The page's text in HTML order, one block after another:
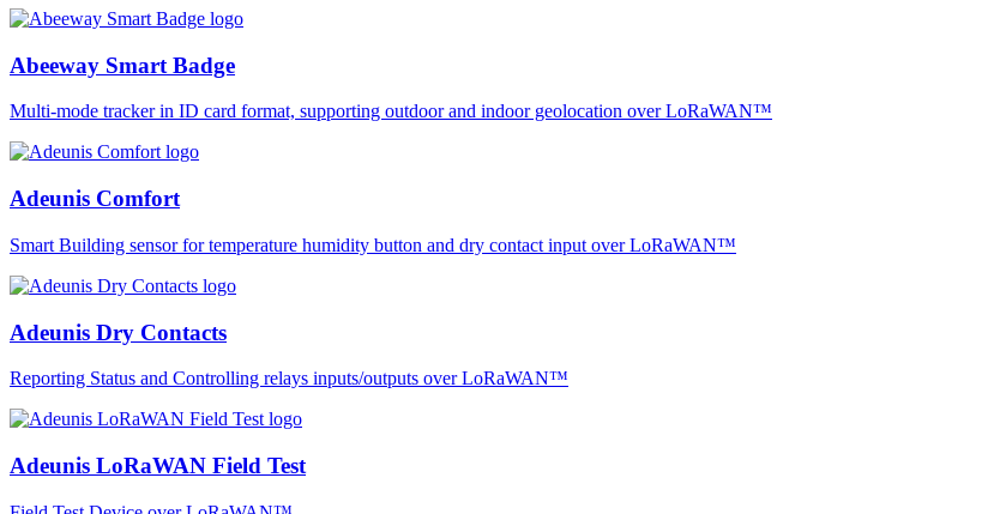
Abeeway Smart Badge
Multi-mode tracker in ID card format, supporting outdoor and indoor geolocation over LoRaWAN™
Adeunis Comfort
Smart Building sensor for temperature humidity button and dry contact input over LoRaWAN™
Adeunis Dry Contacts
Reporting Status and Controlling relays inputs/outputs over LoRaWAN™
Adeunis LoRaWAN Field Test